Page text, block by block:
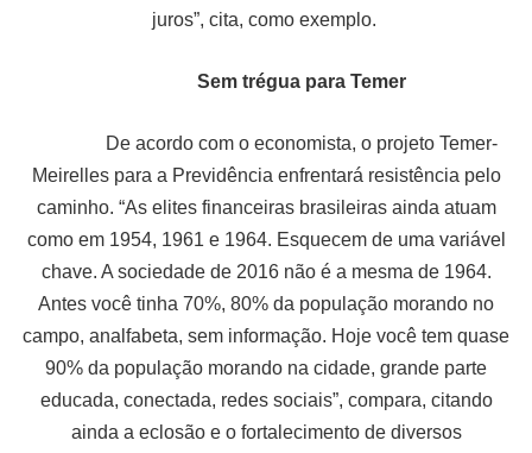
juros”, cita, como exemplo.
Sem trégua para Temer
De acordo com o economista, o projeto Temer-
Meirelles para a Previdência enfrentará resistência pelo
caminho. “As elites financeiras brasileiras ainda atuam
como em 1954, 1961 e 1964. Esquecem de uma variável
chave. A sociedade de 2016 não é a mesma de 1964.
Antes você tinha 70%, 80% da população morando no
campo, analfabeta, sem informação. Hoje você tem quase
90% da população morando na cidade, grande parte
educada, conectada, redes sociais”, compara, citando
ainda a eclosão e o fortalecimento de diversos